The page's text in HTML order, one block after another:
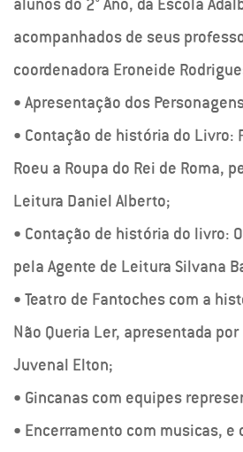
acompanhados de seus
coordenadora Eroneide
• Apresentação dos
• Contação de história do Livro:
Roeu a Roupa do Rei de Roma,
Leitura Daniel Alberto;
• Contação de história do livro:
pela Agente de Leitura Silvana
• Teatro de Fantoches com a
Não Queria Ler, apresentada
Juvenal Elton;
• Gincanas com equipes
• Encerramento com musicas,